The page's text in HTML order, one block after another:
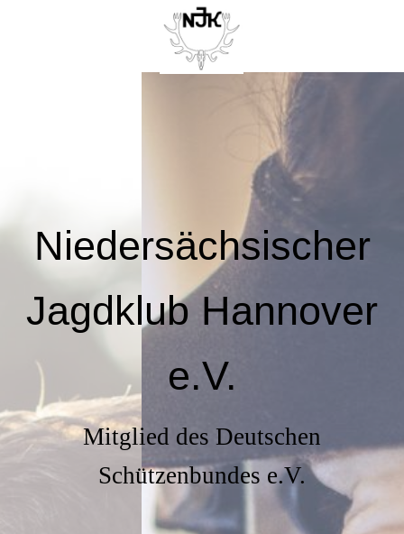
Niedersächsischer
Jagdklub Hannover
e.V.
Mitglied des Deutschen
Schützenbundes e.V.